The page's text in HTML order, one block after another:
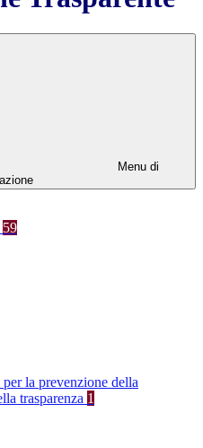
Menu di
59
la prevenzione della
trasparenza 1